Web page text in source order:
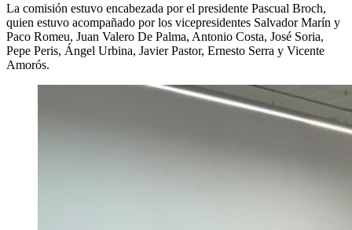
La comisión estuvo encabezada por el presidente Pascual Broch,
quien estuvo acompañado por los vicepresidentes Salvador Marín y
Paco Romeu, Juan Valero De Palma, Antonio Costa, José Soria,
Pepe Peris, Ángel Urbina, Javier Pastor, Ernesto Serra y Vicente
Amorós.